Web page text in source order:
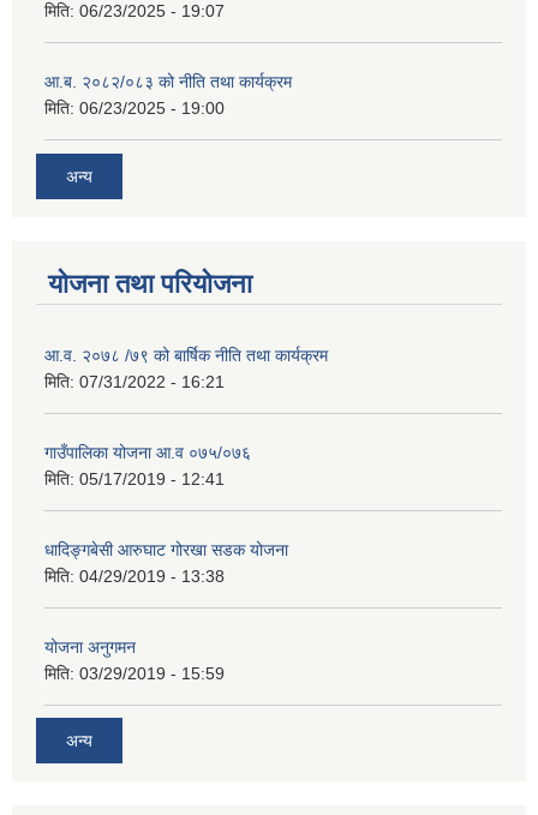
मिति: 06/23/2025 - 19:07
आ.ब. २०८२/०८३ को नीति तथा कार्यक्रम
मिति: 06/23/2025 - 19:00
अन्य
योजना तथा परियोजना
आ.व. २०७८ /७९ को बार्षिक नीति तथा कार्यक्रम
मिति: 07/31/2022 - 16:21
गाउँपालिका योजना आ.व ०७५/०७६
मिति: 05/17/2019 - 12:41
धादिङ्गबेसी आरुघाट गोरखा सडक योजना
मिति: 04/29/2019 - 13:38
योजना अनुगमन
मिति: 03/29/2019 - 15:59
अन्य